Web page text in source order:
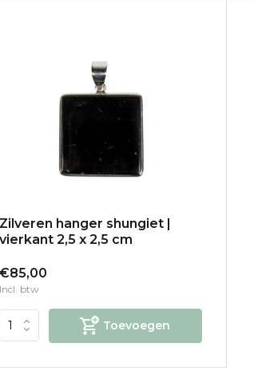
Zilveren hanger shungiet |
vierkant 2,5 x 2,5 cm
€85,00
Incl. btw
Toevoegen